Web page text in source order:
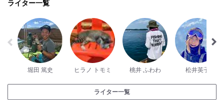
ライター一覧
堀田 篤史 ヒラノ トモミ 桃井 ふわわ 松井英子
ライター一覧